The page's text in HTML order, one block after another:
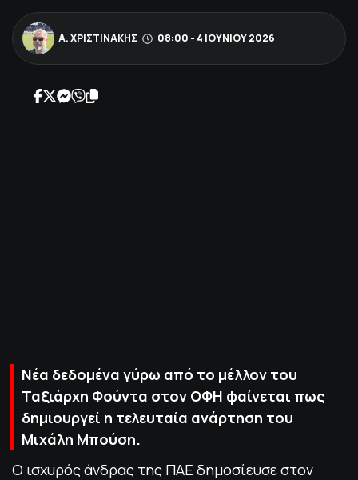
ΕΠΙΚΑΙΡΟΤΗΤΑ
ΠΡΟΓΡΑΜΜΑ
ΒΑΘΜΟΛΟΓΙΕΣ
Α. ΧΡΙΣΤΙΝΆΚΗΣ 08:00 - 4 ΙΟΥΝΊΟΥ 2026
Νέα δεδομένα γύρω από το μέλλον του
Ταξιάρχη Φούντα στον ΟΦΗ φαίνεται πως
δημιουργεί η τελευταία ανάρτηση του
Μιχάλη Μπούση.
Ο ισχυρός άνδρας της ΠΑΕ δημοσίευσε στον